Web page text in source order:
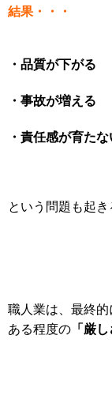
結果・・・
・品質が下がる
・事故が増える
・責任感が育た
という問題も起き
職人業は、最終的
ある程度の 「厳し